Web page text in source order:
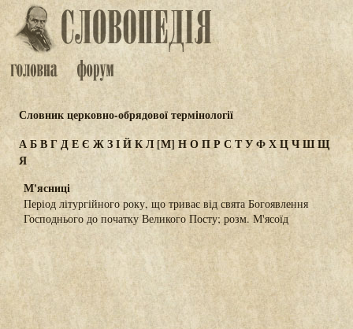
Словник церковно-обрядової термінології
АБВГДЕЄ ЖЗІЙКЛ[М] НОПРСТУФХЦЧШЩ
Я
М'ясниці
Період літургійного року, що триває від свята Богоявлення
Господнього до початку Великого Посту; розм. М'ясоїд